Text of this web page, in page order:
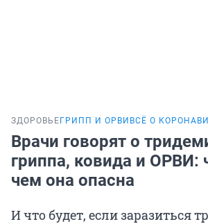
ЗДОРОВЬЕ ГРИПП И ОРВИ ВСЁ О
Врачи говорят о
гриппа, ковида и ОРВИ:
чем она опасна
И что будет, если заразиться